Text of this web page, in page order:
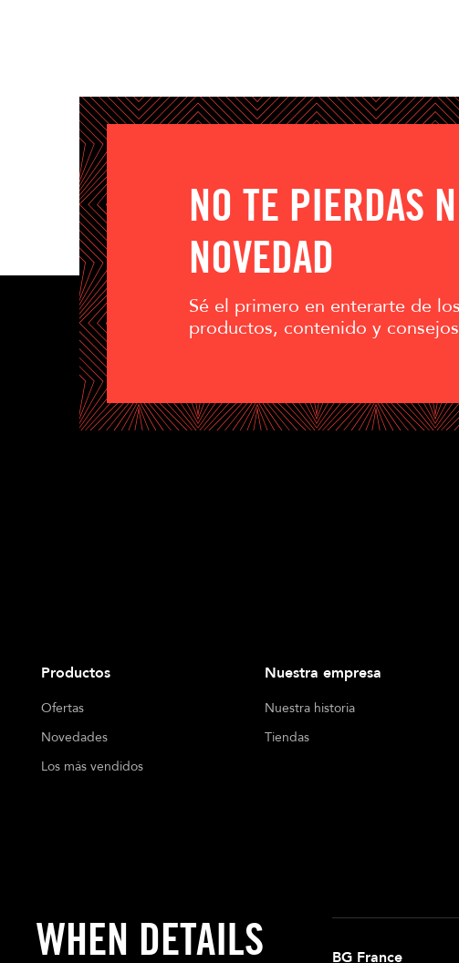
NO TE PIERDAS
NOVEDAD
Sé el primero en enterarte de
productos, contenido y
Productos
Ofertas
Novedades
Los más vendidos
Nuestra empresa
Nuestra historia
Tiendas
WHEN DETAILS
BG France